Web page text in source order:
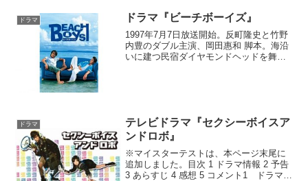
ドラマ ドラマ『ビーチボーイズ』
1997年7月7日放送開始。反町隆史と竹野
内豊のダブル主演、岡田惠和 脚本。海沿
いに建つ民宿ダイヤモンドヘッドを舞台
ドラマ
テレビドラマ『セクシーボイスア
ンドロボ』
※マイスターテストは、本ページ末尾に
追加しました。目次 1 ドラマ情報 2 予告
3 あらすじ 4 感想 5 コメント1 ドラマ情